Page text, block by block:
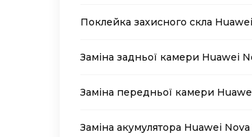
Поклейка захисного скла
Заміна задньої камери Huawei
Заміна передньої камери
Заміна акумулятора Huawei Nova